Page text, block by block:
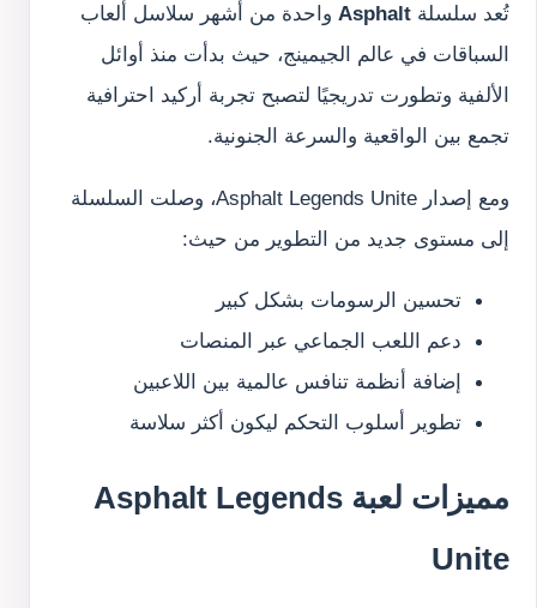
تُعد سلسلة Asphaltواحدة من أشهر سلاسل ألعاب
السباقات في عالم الجيمينج، حيث بدأت منذ أوائل
الألفية وتطورت تدريجيًا لتصبح تجربة أركيد احترافية
تجمع بين الواقعية والسرعة الجنونية.
ومع إصدار Asphalt Legends Unite، وصلت السلسلة
إلى مستوى جديد من التطوير من حيث:
تحسين الرسومات بشكل كبير
دعم اللعب الجماعي عبر المنصات
إضافة أنظمة تنافس عالمية بين اللاعبين
تطوير أسلوب التحكم ليكون أكثر سلاسة
مميزات لعبة Asphalt Legends
Unite